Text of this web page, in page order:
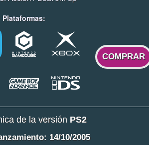
Plataformas:
COMPRAR
de la versión PS2
14/10/2005